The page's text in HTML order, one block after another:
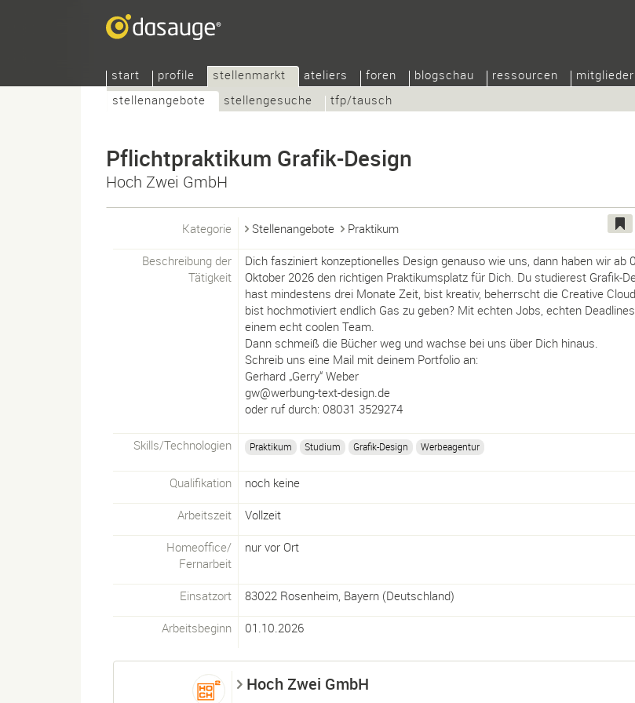
start profile
stellenmarkt
stellenangebote
stellengesuche tfp/tausch
ateliers foren blogschau ressourcen mitglieder
Pflichtpraktikum Grafik-Design
Hoch Zwei GmbH
Kategorie Stellenangebote Praktikum
Beschreibung der
Tätigkeit
Dich fasziniert konzeptionelles Design genauso wie uns, dann haben wir ab
Oktober 2026 den richtigen Praktikumsplatz für Dich. Du studierest Grafik-
hast mindestens drei Monate Zeit, bist kreativ, beherrscht die Creative
bist hochmotiviert endlich Gas zu geben? Mit echten Jobs, echten
einem echt coolen Team.
Dann schmeiß die Bücher weg und wachse bei uns über Dich hinaus.
Schreib uns eine Mail mit deinem Portfolio an:
Gerhard „Gerry“ Weber
gw@werbung-text-design.de
oder ruf durch: 08031 3529274
Skills/Technologien Praktikum Studium Grafik-Design Werbeagentur
Qualifikation noch keine
Arbeitszeit Vollzeit
Homeoffice/
Fernarbeit
nur vor Ort
Einsatzort 83022 Rosenheim, Bayern(Deutschland)
Arbeitsbeginn 01.10.2026
Hoch Zwei GmbH